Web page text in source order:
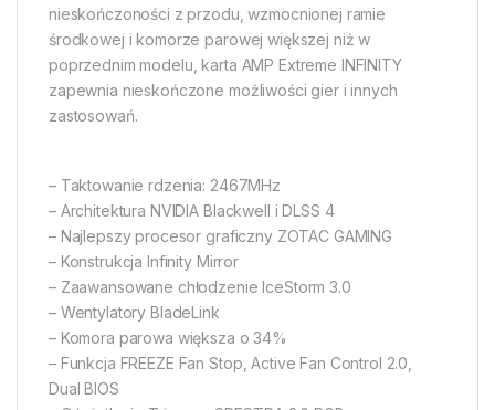
nieskończoności z przodu, wzmocnionej ramie
środkowej i komorze parowej większej niż w
poprzednim modelu, karta AMP Extreme INFINITY
zapewnia nieskończone możliwości gier i innych
zastosowań.
– Taktowanie rdzenia: 2467MHz
– Architektura NVIDIA Blackwell i DLSS 4
– Najlepszy procesor graficzny ZOTAC GAMING
– Konstrukcja Infinity Mirror
– Zaawansowane chłodzenie IceStorm 3.0
– Wentylatory BladeLink
– Komora parowa większa o 34%
– Funkcja FREEZE Fan Stop, Active Fan Control 2.0,
Dual BIOS